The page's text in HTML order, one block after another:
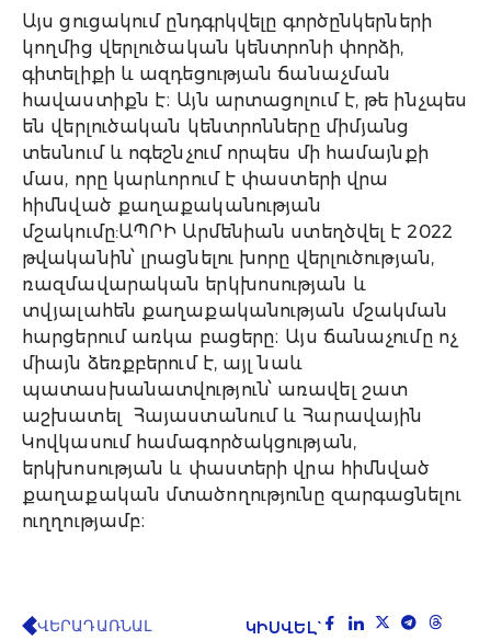
Այս ցուցակում ընդգրկվելը գործընկերների
կողմից վերլուծական կենտրոնի փորձի,
գիտելիքի և ազդեցության ճանաչման
հավաստիքն է։ Այն արտացոլում է, թե ինչպես
են վերլուծական կենտրոնները միմյանց
տեսնում և ոգեշնչում որպես մի համայնքի
մաս, որը կարևորում է փաստերի վրա
հիմնված քաղաքականության
մշակումը:ԱՊՐԻ Արմենիան ստեղծվել է 2022
թվականին՝ լրացնելու խորը վերլուծության,
ռազմավարական երկխոսության և
տվյալահեն քաղաքականության մշակման
հարցերում առկա բացերը։ Այս ճանաչումը ոչ
միայն ձեռքբերում է, այլ նաև
պատասխանատվություն՝ առավել շատ
աշխատել Հայաստանում և Հարավային
Կովկասում համագործակցության,
երկխոսության և փաստերի վրա հիմնված
քաղաքական մտածողությունը զարգացնելու
ուղղությամբ։
ՎԵՐԱԴԱՌՆԱԼ ԿԻՍՎԵԼ`